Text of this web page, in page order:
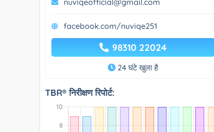
facebook.com/nuviqe251
98310 22024
24 घंटे खुला है
TBR® निरीक्षण रिपोर्ट: